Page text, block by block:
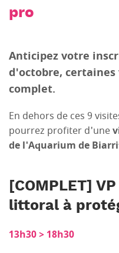
pro
Anticipez votre
d'octobre,
complet.
En dehors de ces 9
pourrez profiter d'une
de l'Aquarium de
[COMPLET]
littoral à
13h30 > 18h30